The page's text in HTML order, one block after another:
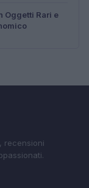
Oggetti Rari e
recensioni